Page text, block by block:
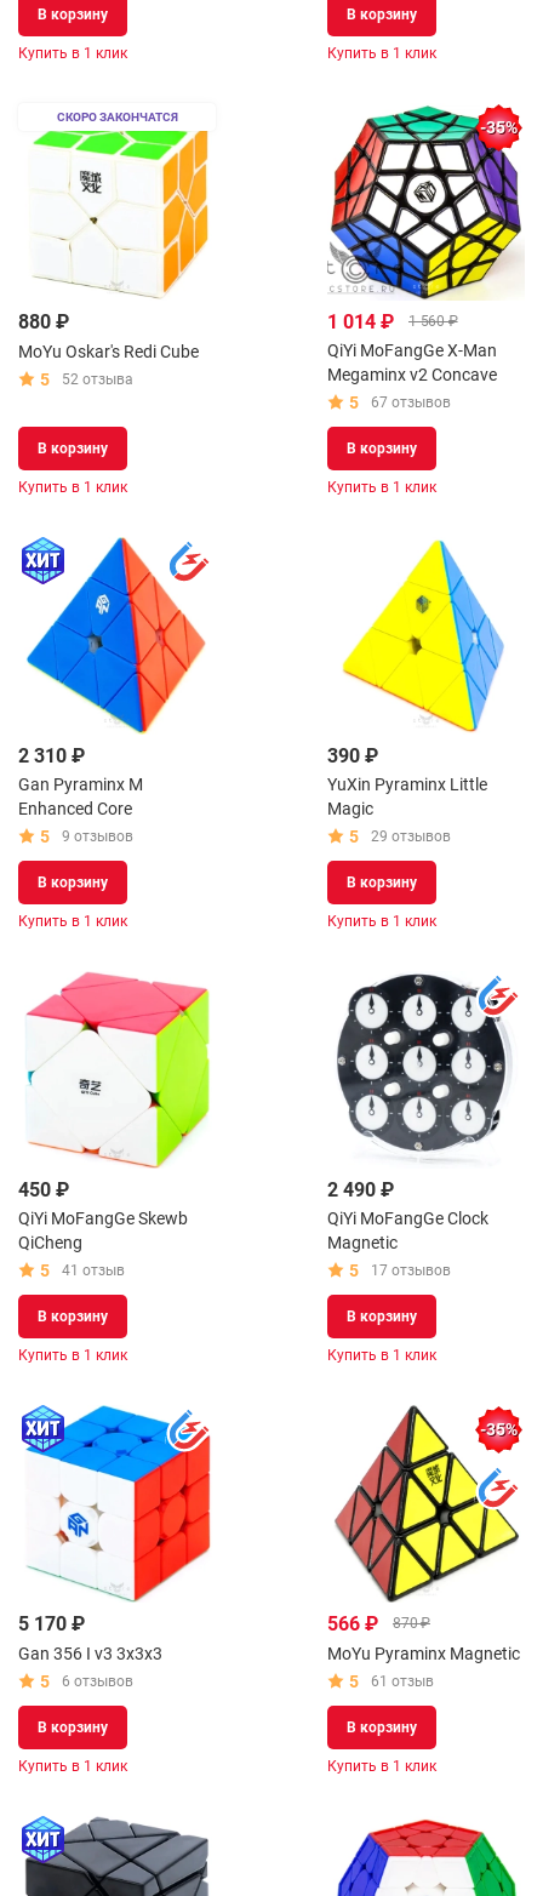
В корзину
Купить в 1 клик
В корзину
Купить в 1 клик
СКОРО ЗАКОНЧАТСЯ
880 ₽
MoYu Oskar's Redi Cube
5
52 отзыва
В корзину
Купить в 1 клик
-35%
1 014 ₽ 1 560 ₽
QiYi MoFangGe X-Man
Megaminx v2 Concave
5
67 отзывов
В корзину
Купить в 1 клик
2 310 ₽
Gan Pyraminx M
Enhanced Core
5
9 отзывов
В корзину
Купить в 1 клик
390 ₽
YuXin Pyraminx Little
Magic
5
29 отзывов
В корзину
Купить в 1 клик
450 ₽
QiYi MoFangGe Skewb
QiCheng
5
41 отзыв
В корзину
Купить в 1 клик
2 490 ₽
QiYi MoFangGe Clock
Magnetic
5
17 отзывов
В корзину
Купить в 1 клик
5 170 ₽
Gan 356 I v3 3x3x3
5
6 отзывов
В корзину
Купить в 1 клик
-35%
566 ₽ 870 ₽
MoYu Pyraminx Magnetic
5
61 отзыв
В корзину
Купить в 1 клик